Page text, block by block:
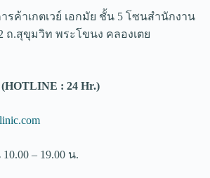
รค้าเกตเวย์ เอกมัย ชั้น 5 โซนสำนักงาน
ถ.สุขุมวิท พระโขนง คลองเตย
(HOTLINE : 24 Hr.)
– 19.00 น.